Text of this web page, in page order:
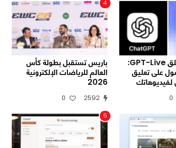
OpenAI تطلق GPT-Live:
على تعليق
0
4
باريس تستقبل بطولة كأس
العالم للرياضات الإلكترونية
2026
2592
0
6